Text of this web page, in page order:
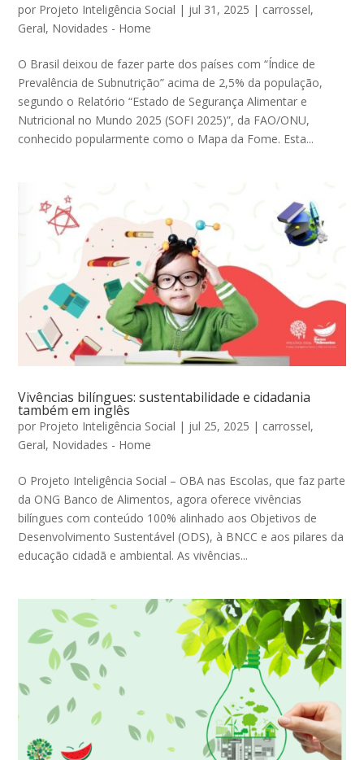
por Projeto Inteligência Social | jul 31, 2025 | carrossel,
Geral, Novidades - Home
O Brasil deixou de fazer parte dos países com “Índice de
Prevalência de Subnutrição” acima de 2,5% da população,
segundo o Relatório “Estado de Segurança Alimentar e
Nutricional no Mundo 2025 (SOFI 2025)”, da FAO/ONU,
conhecido popularmente como o Mapa da Fome. Esta...
Vivências bilíngues: sustentabilidade e cidadania
também em inglês
por Projeto Inteligência Social | jul 25, 2025 | carrossel,
Geral, Novidades - Home
O Projeto Inteligência Social – OBA nas Escolas, que faz parte
da ONG Banco de Alimentos, agora oferece vivências
bilíngues com conteúdo 100% alinhado aos Objetivos de
Desenvolvimento Sustentável (ODS), à BNCC e aos pilares da
educação cidadã e ambiental. As vivências...